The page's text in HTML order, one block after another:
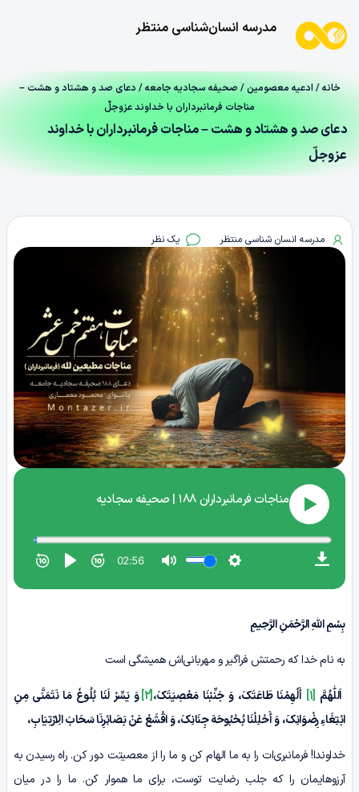
مدرسه انسان‌شناسی منتظر
خانه/ ادعیه معصومین/صحیفه سجادیه جامعه/ دعای صد و هشتاد و هشت –
مناجات فرمانبرداران با خداوند عزوجلّ
دعای صد و هشتاد و هشت – مناجات فرمانبرداران با خداوند
عزوجلّ
مدرسه انسان شناسی منتظر یک نظر
بِسْمِ اللهِ الرَّحْمَنِ الرَّحِیمِ
به نام خدا که رحمتش فراگیر و مهربانی‌اش همیشگی است
اَللّٰهُمَّ [1] أَلْهِمْنَا طَاعَتَکَ، وَ جَنِّبْنَا مَعْصِیَتَکَ،[2]
وَ یَسِّرْ لَنَا بُلُوغَ مَا نَتَمَنَّى مِنِ
ابْتِغَاءِ رِضْوَانِکَ، وَ أَحْلِلْنَا بُحْبُوحَهَ جِنَانِکَ، وَ اقْشَعْ عَنْ بَصَائِرِنَا سَحَابَ الِارْتِیَابِ،
خداوندا! فرمانبری‌ات را به ما الهام کن و ما را از معصیتت دور کن. راه رسیدن به
آرزوهایمان را که جلب رضایت توست، برای ما هموار کن. ما را در میان